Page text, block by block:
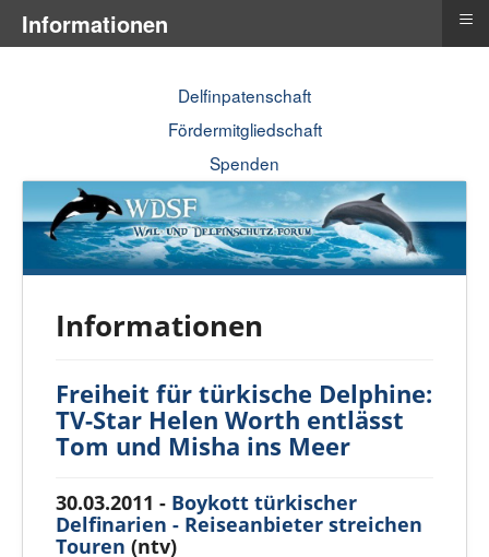
Delfinpatenschaft
Fördermitgliedschaft
Spenden
Informationen
Freiheit für türkische Delphine:
TV-Star Helen Worth entlässt
Tom und Misha ins Meer
30.03.2011 - Boykott türkischer
Delfinarien - Reiseanbieter streichen
Touren (ntv)
Informationen ≡